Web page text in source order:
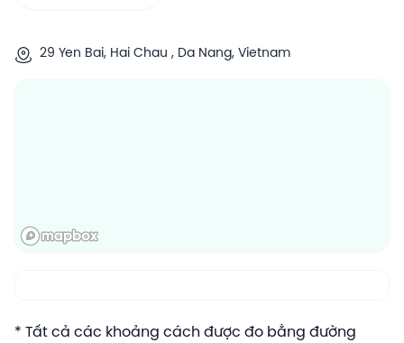
29 Yen Bai, Hai Chau , Da Nang, Vietnam
* Tất cả các khoảng cách được đo bằng đường